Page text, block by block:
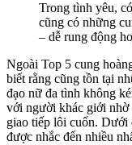
Trong tình yêu,
cũng có những
– dễ rung động
Ngoài Top 5 cung
biết rằng cũng tồn tại
đạo nữ đa tình không
với người khác giới nhờ
giao tiếp lôi cuốn. Dưới
được nhắc đến nhiều